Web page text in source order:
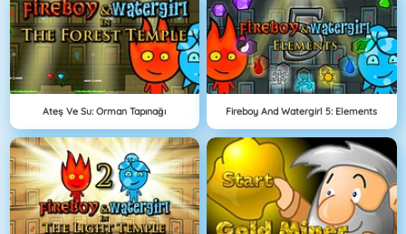
Ateş Ve Su: Orman Tapınağı Fireboy And Watergirl 5: Elements